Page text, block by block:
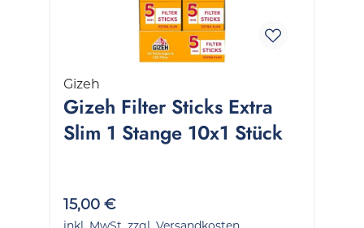
Gizeh
Gizeh Filter Sticks Extra
Slim 1 Stange 10x1 Stück
15,00 €